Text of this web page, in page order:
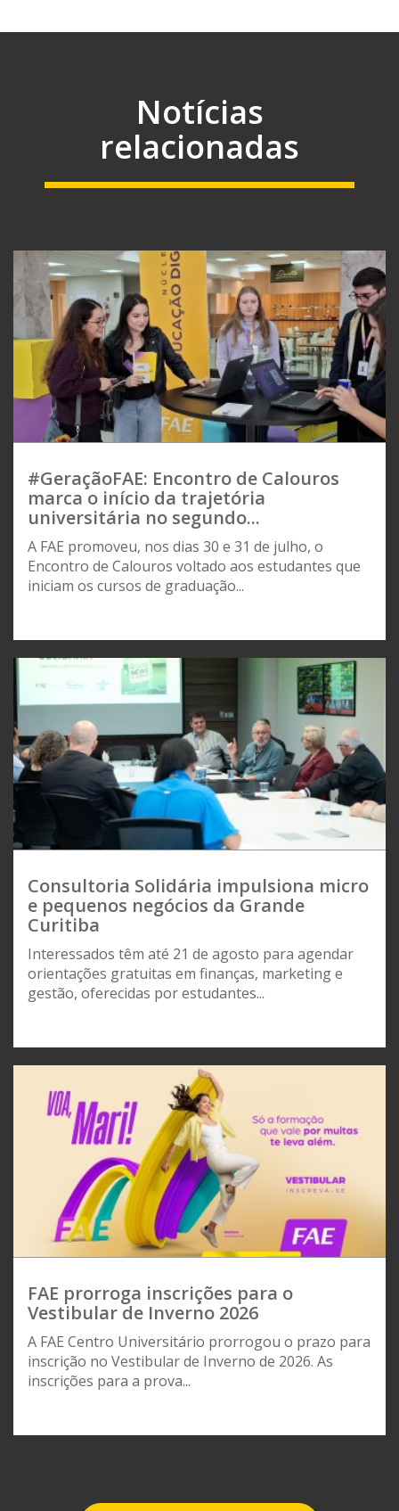
Notícias
relacionadas
#GeraçãoFAE: Encontro de Calouros
marca o início da trajetória
universitária no segundo...
A FAE promoveu, nos dias 30 e 31 de julho, o
Encontro de Calouros voltado aos estudantes que
iniciam os cursos de graduação...
Consultoria Solidária impulsiona micro
e pequenos negócios da Grande
Curitiba
Interessados têm até 21 de agosto para agendar
orientações gratuitas em finanças, marketing e
gestão, oferecidas por estudantes...
FAE prorroga inscrições para o
Vestibular de Inverno 2026
A FAE Centro Universitário prorrogou o prazo para
inscrição no Vestibular de Inverno de 2026. As
inscrições para a prova...